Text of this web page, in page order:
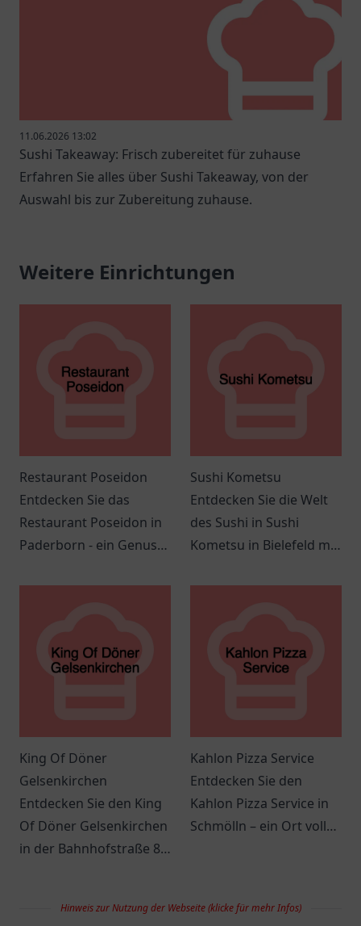
11.06.2026 13:02
Sushi Takeaway: Frisch zubereitet für zuhause
Erfahren Sie alles über Sushi Takeaway, von der
Auswahl bis zur Zubereitung zuhause.
Weitere Einrichtungen
Restaurant Poseidon
Entdecken Sie das
Restaurant Poseidon in
Paderborn - ein Genuss
mediterrane Küche in
Sushi Kometsu
Entdecken Sie die Welt
des Sushi in Sushi
Kometsu in Bielefeld mit
einer einladenden
King Of Döner
Gelsenkirchen
Entdecken Sie den King
Of Döner Gelsenkirchen
in der Bahnhofstraße 83
Döner und spannende
Kahlon Pizza Service
Entdecken Sie den
Kahlon Pizza Service in
Schmölln – ein Ort voller
Hinweis zur Nutzung der Webseite (klicke für mehr Infos)